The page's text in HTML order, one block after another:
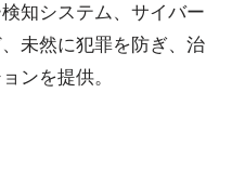
知システム、サイバー
未然に犯罪を防ぎ、治
ンを提供。